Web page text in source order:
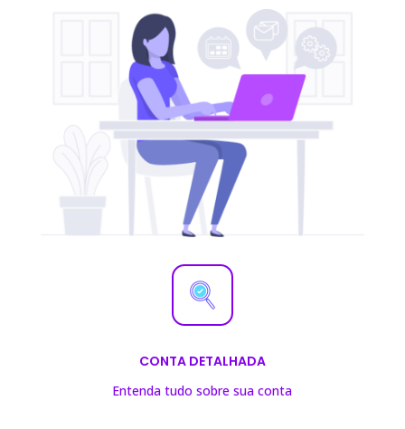
CONTA DETALHADA
Entenda tudo sobre sua conta